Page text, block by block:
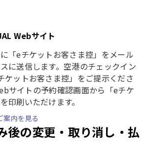
Webサイト
「eチケットお客さま控」をメール
に送信します。空港のチェックイン
ケットお客さま控」をご提示くださ
サイトの予約確認画面から「eチケ
印刷いただけます。
案内を見る
後の変更・取り消し・払